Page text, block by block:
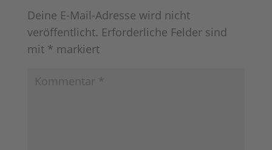
Deine E-Mail-Adresse wird nicht
veröffentlicht. Erforderliche Felder sind
mit * markiert